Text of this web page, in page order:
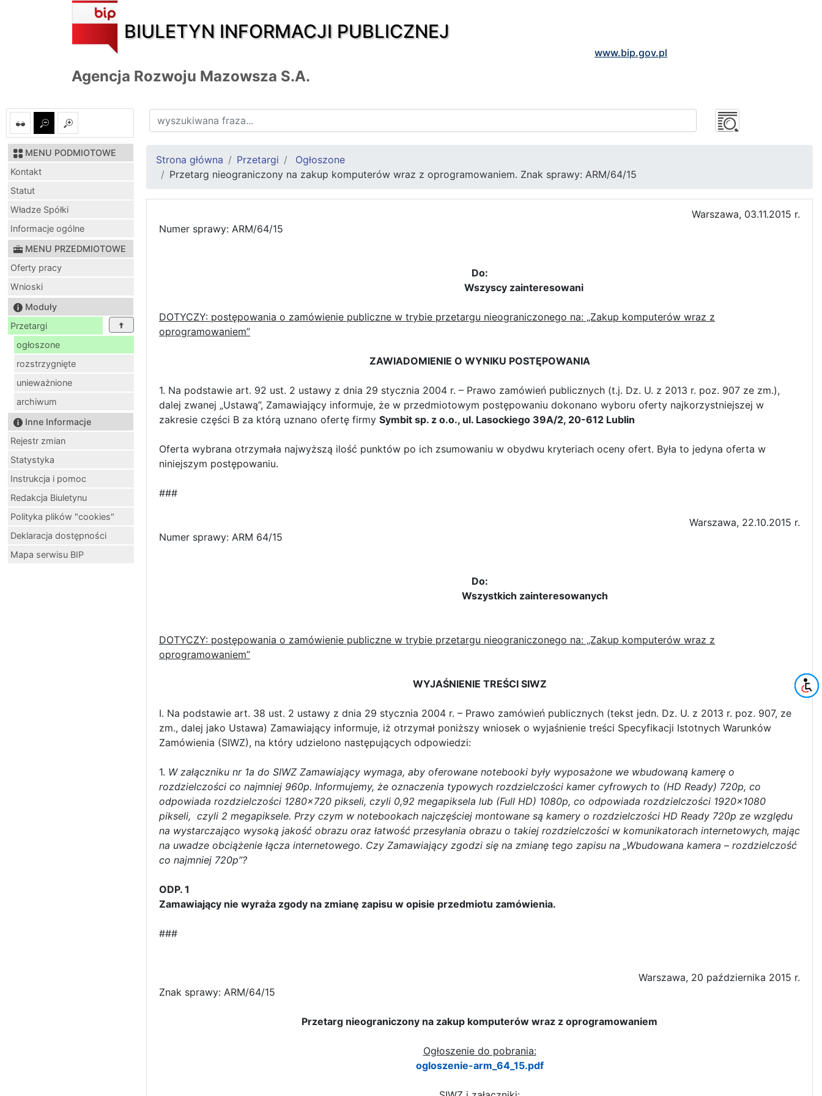
BIULETYN INFORMACJI PUBLICZNEJ
www.bip.gov.pl
Agencja Rozwoju Mazowsza S.A.
MENU PODMIOTOWE
Kontakt
Statut
Władze Spółki
Informacje ogólne
MENU PRZEDMIOTOWE
Oferty pracy
Wnioski
Moduły
Przetargi
ogłoszone
rozstrzygnięte
unieważnione
archiwum
Inne Informacje
Rejestr zmian
Statystyka
Instrukcja i pomoc
Redakcja Biuletynu
Polityka plików "cookies"
Deklaracja dostępności
Mapa serwisu BIP
Strona główna Przetargi
Ogłoszone
Przetarg nieograniczony na zakup komputerów wraz z oprogramowaniem. Znak sprawy: ARM/64/15
Warszawa, 03.11.2015 r.
Numer sprawy: ARM/64/15
Do:
Wszyscy zainteresowani
DOTYCZY: postępowania o zamówienie publiczne w trybie przetargu nieograniczonego na: „Zakup komputerów wraz z
oprogramowaniem”
ZAWIADOMIENIE O WYNIKU POSTĘPOWANIA
1. Na podstawie art. 92 ust. 2 ustawy z dnia 29 stycznia 2004 r. – Prawo zamówień publicznych (t.j. Dz. U. z 2013 r. poz. 907 ze zm.),
dalej zwanej „Ustawą”, Zamawiający informuje, że w przedmiotowym postępowaniu dokonano wyboru oferty najkorzystniejszej w
zakresie części B za którą uznano ofertę firmy Symbit sp. z o.o., ul. Lasockiego 39A/2, 20-612 Lublin
Oferta wybrana otrzymała najwyższą ilość punktów po ich zsumowaniu w obydwu kryteriach oceny ofert. Była to jedyna oferta w
niniejszym postępowaniu.
###
Warszawa, 22.10.2015 r.
Numer sprawy: ARM 64/15
Do:
Wszystkich zainteresowanych
DOTYCZY: postępowania o zamówienie publiczne w trybie przetargu nieograniczonego na: „Zakup komputerów wraz z
oprogramowaniem”
WYJAŚNIENIE TREŚCI SIWZ
I. Na podstawie art. 38 ust. 2 ustawy z dnia 29 stycznia 2004 r. – Prawo zamówień publicznych (tekst jedn. Dz. U. z 2013 r. poz. 907, ze
zm., dalej jako Ustawa) Zamawiający informuje, iż otrzymał poniższy wniosek o wyjaśnienie treści Specyfikacji Istotnych Warunków
Zamówienia (SIWZ), na który udzielono następujących odpowiedzi:
1. W załączniku nr 1a do SIWZ Zamawiający wymaga, aby oferowane notebooki były wyposażone we wbudowaną kamerę o
rozdzielczości co najmniej 960p. Informujemy, że oznaczenia typowych rozdzielczości kamer cyfrowych to (HD Ready) 720p, co
odpowiada rozdzielczości 1280x720 pikseli, czyli 0,92 megapiksela lub (Full HD) 1080p, co odpowiada rozdzielczości 1920x1080
pikseli, czyli 2 megapiksele. Przy czym w notebookach najczęściej montowane są kamery o rozdzielczości HD Ready 720p ze względu
na wystarczająco wysoką jakość obrazu oraz łatwość przesyłania obrazu o takiej rozdzielczości w komunikatorach internetowych, mając
na uwadze obciążenie łącza internetowego. Czy Zamawiający zgodzi się na zmianę tego zapisu na „Wbudowana kamera – rozdzielczość
co najmniej 720p”?
ODP. 1
Zamawiający nie wyraża zgody na zmianę zapisu w opisie przedmiotu zamówienia.
###
Warszawa, 20 października 2015 r.
Znak sprawy: ARM/64/15
Przetarg nieograniczony na zakup komputerów wraz z oprogramowaniem
Ogłoszenie do pobrania:
ogloszenie-arm_64_15.pdf